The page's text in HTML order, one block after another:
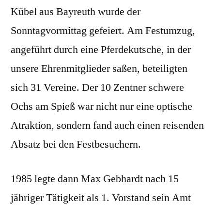
Kübel aus Bayreuth wurde der
Sonntagvormittag gefeiert. Am Festumzug,
angeführt durch eine Pferdekutsche, in der
unsere Ehrenmitglieder saßen, beteiligten
sich 31 Vereine. Der 10 Zentner schwere
Ochs am Spieß war nicht nur eine optische
Atraktion, sondern fand auch einen reisenden
Absatz bei den Festbesuchern.
1985 legte dann Max Gebhardt nach 15
jähriger Tätigkeit als 1. Vorstand sein Amt